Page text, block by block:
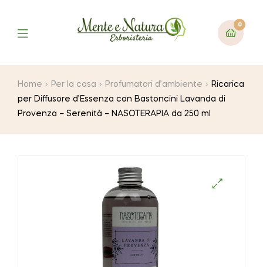
0
Home Per la casa Profumatori d’ambiente
Ricarica
per Diffusore d’Essenza con Bastoncini Lavanda di
Provenza – Serenità – NASOTERAPIA da 250 ml